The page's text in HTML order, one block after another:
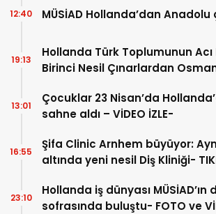
MÜSİAD Hollanda’dan Anadolu
12:40
Hollanda Türk Toplumunun Acı
Birinci Nesil Çınarlardan
19:13
Çocuklar 23 Nisan’da
sahne aldı – VİDEO İZLE-
13:01
Şifa Clinic Arnhem büyüyor:
altında yeni nesil Diş Kliniği-
16:55
Hollanda iş dünyası
sofrasında buluştu- FOTO ve
23:10